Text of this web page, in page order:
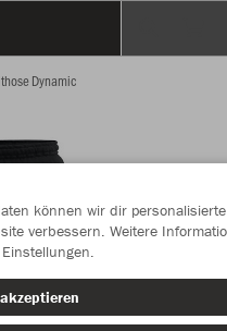
Dynamic
können wir dir personalisierte
verbessern. Weitere